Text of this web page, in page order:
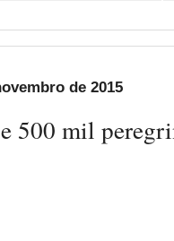
de 2015
500 mil